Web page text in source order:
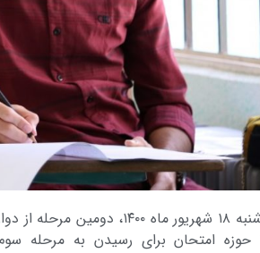
۴۵ حوزه امتحان برای رسیدن به مرحله